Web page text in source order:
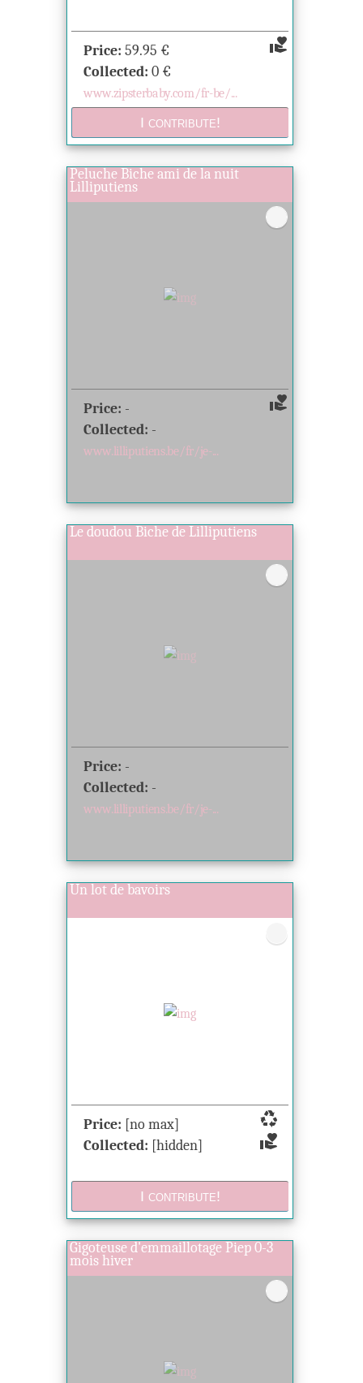
volunteer_activism
Price: 59.95 €
Collected: 0 €
www.zipsterbaby.com/fr-be/...
Peluche Biche ami de la nuit
Lilliputiens
volunteer_activism
Price: -
Collected: -
www.lilliputiens.be/fr/je-...
Le doudou Biche de Lilliputiens
Price: -
Collected: -
www.lilliputiens.be/fr/je-...
Un lot de bavoirs
recycling
volunteer_activism
Price: [no max]
Collected: [hidden]
Gigoteuse d'emmaillotage Piep 0-3
mois hiver